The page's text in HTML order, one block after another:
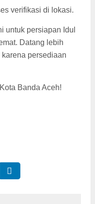
verifikasi di lokasi.
untuk persiapan Idul
Datang lebih
persediaan
Banda Aceh!